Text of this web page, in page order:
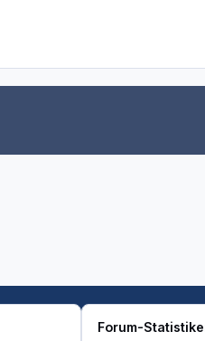
Forum-